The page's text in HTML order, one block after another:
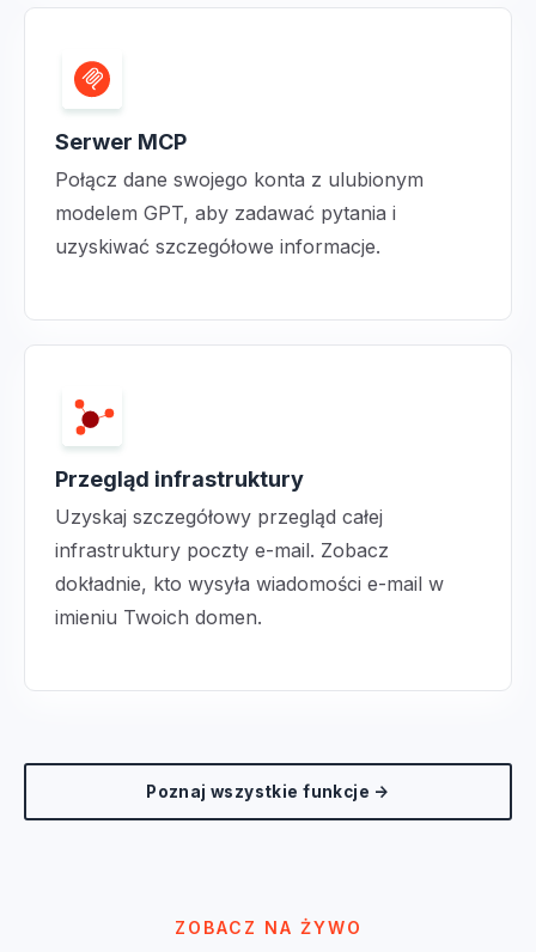
Serwer MCP
Połącz dane swojego konta z ulubionym
modelem GPT, aby zadawać pytania i
uzyskiwać szczegółowe informacje.
Przegląd infrastruktury
Uzyskaj szczegółowy przegląd całej
infrastruktury poczty e-mail. Zobacz
dokładnie, kto wysyła wiadomości e-mail w
imieniu Twoich domen.
Poznaj wszystkie funkcje →
ZOBACZ NA ŻYWO